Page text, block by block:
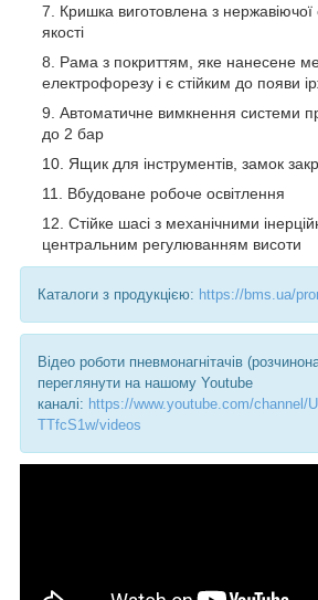
Кришка виготовлена з нержавіючої
якості
Рама з покриттям, яке нанесене
електрофорезу і є стійким до появи
Автоматичне вимкнення системи
до 2 бар
Ящик для інструментів, замок
Вбудоване робоче освітлення
Стійке шасі з механічними
центральним регулюванням висоти
Каталоги з продукцією: https://bms.ua/
Відео роботи пневмонагнітачів
переглянути на нашому Youtube
каналі: https://www.youtube.com/channel/
TTfcS1w/videos